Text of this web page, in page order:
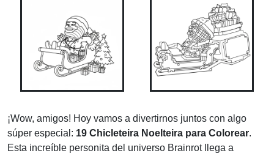
¡Wow, amigos! Hoy vamos a divertirnos juntos con algo
súper especial: 19 Chicleteira Noelteira para Colorear.
Esta increíble personita del universo Brainrot llega a